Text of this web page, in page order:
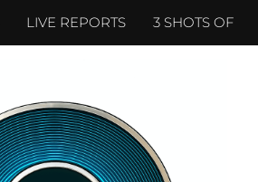
LIVE REPORTS 3 SHOTS OF